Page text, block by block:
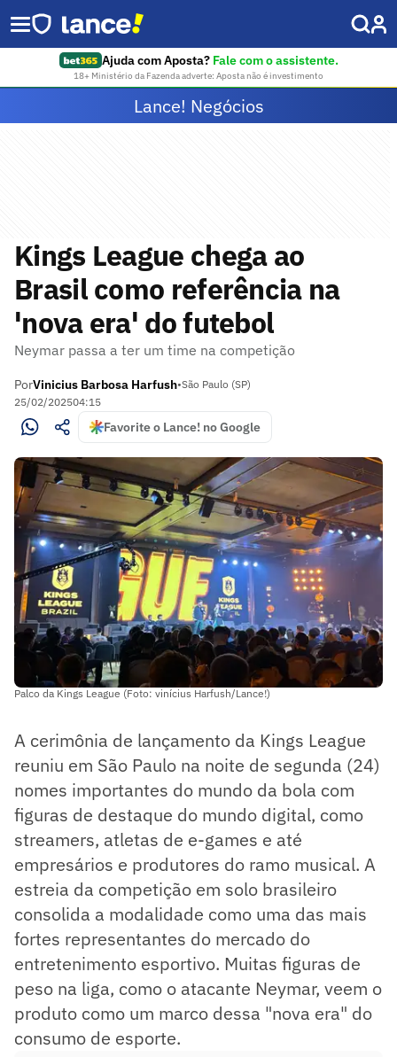
Ajuda com Aposta? Fale com o assistente.
18+ Ministério da Fazenda adverte: Aposta não é investimento
Lance! Negócios
Kings League chega ao
Brasil como referência na
'nova era' do futebol
Neymar passa a ter um time na competição
PorVinicius Barbosa Harfush•São Paulo (SP)
25/02/202504:15
Favorite o Lance! no Google
Palco da Kings League (Foto: vinícius Harfush/Lance!)
A cerimônia de lançamento da Kings League
reuniu em São Paulo na noite de segunda (24)
nomes importantes do mundo da bola com
figuras de destaque do mundo digital, como
streamers, atletas de e-games e até
empresários e produtores do ramo musical. A
estreia da competição em solo brasileiro
consolida a modalidade como uma das mais
fortes representantes do mercado do
entretenimento esportivo. Muitas figuras de
peso na liga, como o atacante Neymar, veem o
produto como um marco dessa "nova era" do
consumo de esporte.